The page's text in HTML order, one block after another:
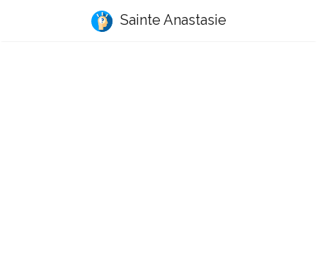
Sainte Anastasie